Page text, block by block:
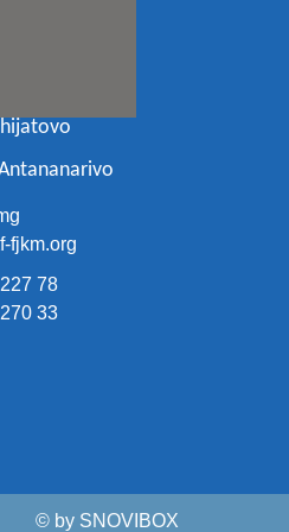
fjkm.org
78
33
© by SNOVIBOX